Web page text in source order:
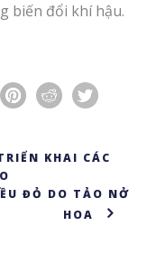
biến đổi khí hậu.
KHAI CÁC
ĐỎ DO TẢO NỞ
HOA